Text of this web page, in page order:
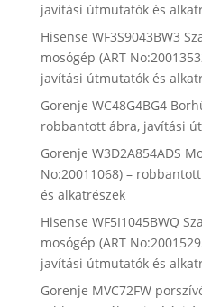
javítási útmutatók és
Hisense WF3S9043BW3
mosógép (ART
javítási útmutatók és
Gorenje WC48G4BG4
robbantott ábra, javítási
Gorenje W3D2A854ADS
No:20011068) –
és alkatrészek
Hisense WF5I1045BWQ
mosógép (ART
javítási útmutatók és
Gorenje MVC72FW